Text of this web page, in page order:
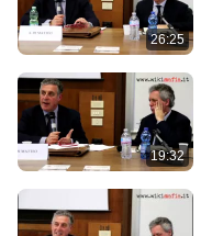
26:25
19:32